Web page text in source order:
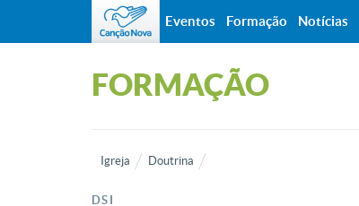
FORMAÇÃO
Igreja Doutrina
DSI
Eventos Formação Notícias